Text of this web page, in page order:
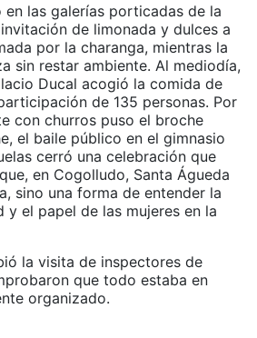
en las galerías porticadas de la
de limonada y dulces a
por la charanga, mientras la
sin restar ambiente. Al mediodía,
Ducal acogió la comida de
de 135 personas. Por
con churros puso el broche
el baile público en el gimnasio
cerró una celebración que
en Cogolludo, Santa Águeda
sino una forma de entender la
y el papel de las mujeres en la
la visita de inspectores de
que todo estaba en
organizado.